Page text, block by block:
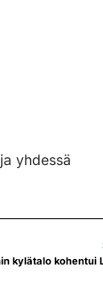
yhdessä
kylätalo kohentui